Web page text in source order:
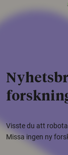
Visste du att
Missa ingen ny